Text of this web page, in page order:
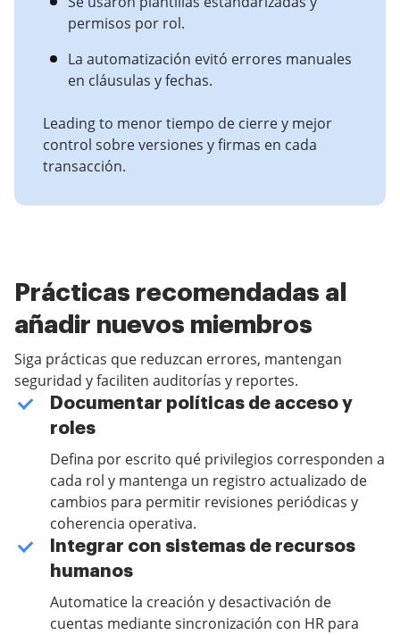
permisos por rol.
La automatización evitó errores manuales
en cláusulas y fechas.
Leading to menor tiempo de cierre y mejor
control sobre versiones y firmas en cada
transacción.
Prácticas recomendadas al
añadir nuevos miembros
Siga prácticas que reduzcan errores, mantengan
seguridad y faciliten auditorías y reportes.
Documentar políticas de acceso y
roles
Defina por escrito qué privilegios corresponden a
cada rol y mantenga un registro actualizado de
cambios para permitir revisiones periódicas y
coherencia operativa.
Integrar con sistemas de recursos
humanos
Automatice la creación y desactivación de
cuentas mediante sincronización con HR para